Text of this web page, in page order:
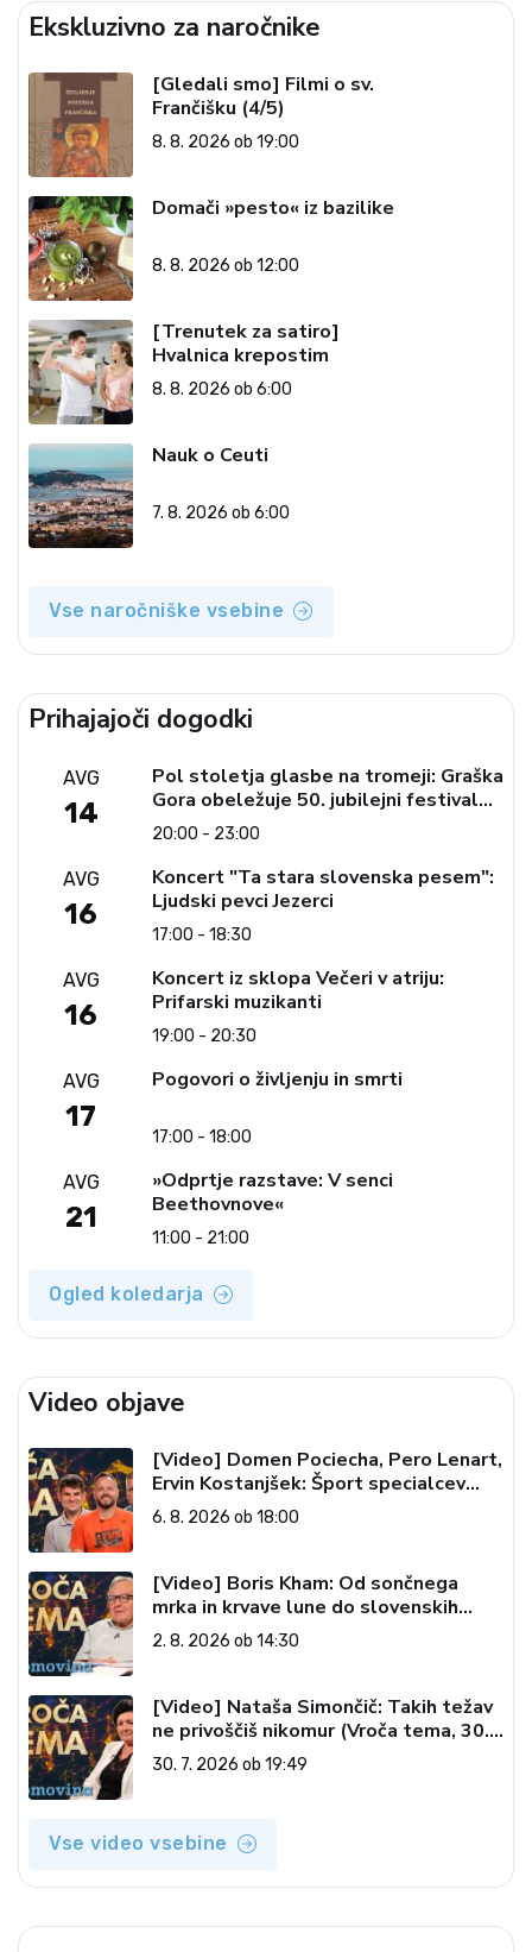
Ekskluzivno za naročnike
[Gledali smo] Filmi o sv.
Frančišku (4/5)
8. 8. 2026 ob 19:00
Domači »pesto« iz bazilike
8. 8. 2026 ob 12:00
[Trenutek za satiro]
Hvalnica krepostim
8. 8. 2026 ob 6:00
Nauk o Ceuti
7. 8. 2026 ob 6:00
Vse naročniške vsebine
Prihajajoči dogodki
AVG
14
Pol stoletja glasbe na tromeji: Graška
Gora obeležuje 50. jubilejni festival
narodno-zabavne glasbe
20:00 - 23:00
AVG
16
Koncert "Ta stara slovenska pesem":
Ljudski pevci Jezerci
17:00 - 18:30
AVG
16
Koncert iz sklopa Večeri v atriju:
Prifarski muzikanti
19:00 - 20:30
AVG
17
Pogovori o življenju in smrti
17:00 - 18:00
AVG
21
»Odprtje razstave: V senci
Beethovnove«
11:00 - 21:00
Ogled koledarja
Video objave
[Video] Domen Pociecha, Pero Lenart,
Ervin Kostanjšek: Šport specialcev
(Vroča tema, 6. 8. 2026)
6. 8. 2026 ob 18:00
[Video] Boris Kham: Od sončnega
mrka in krvave lune do slovenskih
pečatov v vesolju (Vroča tema, 2. 8.
2026)
2. 8. 2026 ob 14:30
[Video] Nataša Simončič: Takih težav
ne privoščiš nikomur (Vroča tema, 30.
7. 2026)
30. 7. 2026 ob 19:49
Vse video vsebine